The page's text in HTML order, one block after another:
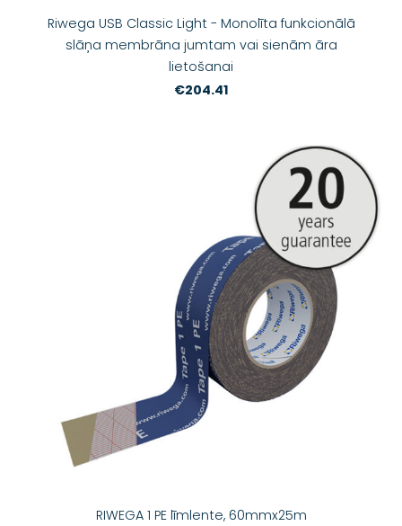
Riwega USB Classic Light - Monolīta funkcionālā
slāņa membrāna jumtam vai sienām āra
lietošanai
€204.41
RIWEGA 1 PE līmlente, 60mmx25m